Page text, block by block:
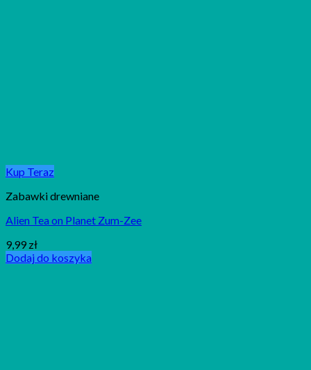
Kup Teraz
Zabawki drewniane
Alien Tea on Planet Zum-Zee
9,99 zł
Dodaj do koszyka